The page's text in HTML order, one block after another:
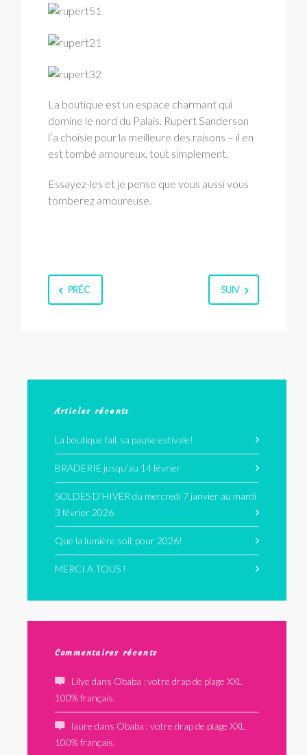
La boutique est un espace charmant qui
domine le nord du Palais. Rupert Sanderson
l’a choisie pour la meilleure des raisons – il en
est tombé amoureux, tout simplement.
Essayez-les et je pense que vous aussi vous
tomberez amoureuse.
PRÉC SUIV
Articles récents
La boutique fait sa pause estivale!
BRADERIE jusqu’au 14 février
SOLDES D’HIVER du mercredi 7 janvier au mardi
3 février 2026
Que la lumière soit pour 2026!
MERCI A TOUS !
Commentaires récents
Lilye dans Obaba : votre drap de plage XXL
100% français.
laure dans Obaba : votre drap de plage XXL
100% français.